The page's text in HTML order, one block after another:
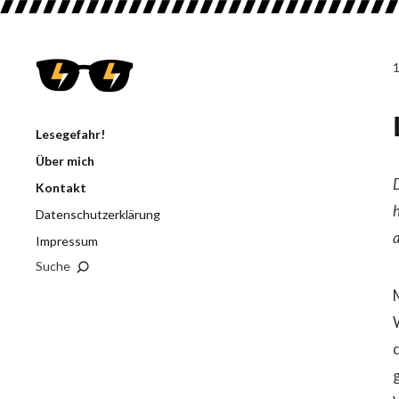
Lesegefahr!
Über mich
Kontakt
Datenschutzerklärung
Impressum
Suche